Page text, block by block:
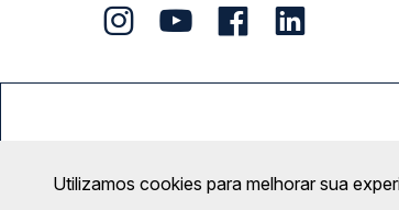
Utilizamos cookies para melhorar sua